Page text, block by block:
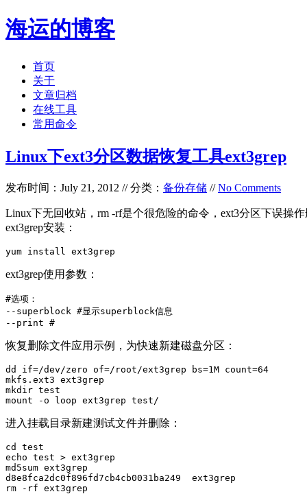
海运的博客
首页
关于
文章归档
在线工具
常用命令
Linux下ext3分区数据恢复工具ext3grep
发布时间：July 21, 2012 // 分类： 备份存储 //No Comments
Linux下无回收站，rm -rf是个很危险的命令，ext3分区下误操
ext3grep安装：
yum install ext3grep
ext3grep使用参数：
#选项：
--superblock #显示superblock信息
--print #
恢复删除文件应用示例，为快速新建磁盘分区：
dd if=/dev/zero of=/root/ext3grep bs=1M count=64
mkfs.ext3 ext3grep
mkdir test
mount -o loop ext3grep test/
进入挂载目录新建测试文件并删除：
cd test
echo test > ext3grep
md5sum ext3grep
d8e8fca2dc0f896fd7cb4cb0031ba249  ext3grep
rm -rf ext3grep